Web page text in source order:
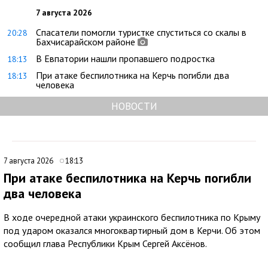
7 августа 2026
20:28
Спасатели помогли туристке спуститься со скалы в
Бахчисарайском районе
18:13 В Евпатории нашли пропавшего подростка
18:13
При атаке беспилотника на Керчь погибли два
человека
НОВОСТИ
7 августа 2026 18:13
При атаке беспилотника на Керчь погибли
два человека
В ходе очередной атаки украинского беспилотника по Крыму
под ударом оказался многоквартирный дом в Керчи. Об этом
сообщил глава Республики Крым Сергей Аксёнов.